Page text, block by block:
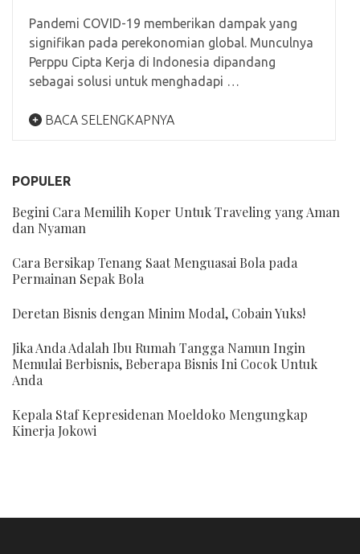
Pandemi COVID-19 memberikan dampak yang
signifikan pada perekonomian global. Munculnya
Perppu Cipta Kerja di Indonesia dipandang
sebagai solusi untuk menghadapi …
BACA SELENGKAPNYA
POPULER
Begini Cara Memilih Koper Untuk Traveling yang Aman
dan Nyaman
Cara Bersikap Tenang Saat Menguasai Bola pada
Permainan Sepak Bola
Deretan Bisnis dengan Minim Modal, Cobain Yuks!
Jika Anda Adalah Ibu Rumah Tangga Namun Ingin
Memulai Berbisnis, Beberapa Bisnis Ini Cocok Untuk
Anda
Kepala Staf Kepresidenan Moeldoko Mengungkap
Kinerja Jokowi